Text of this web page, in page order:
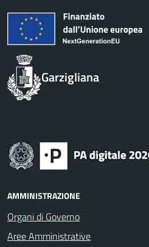
Garzigliana
AMMINISTRAZIONE
Organi di Governo
Aree Amministrative